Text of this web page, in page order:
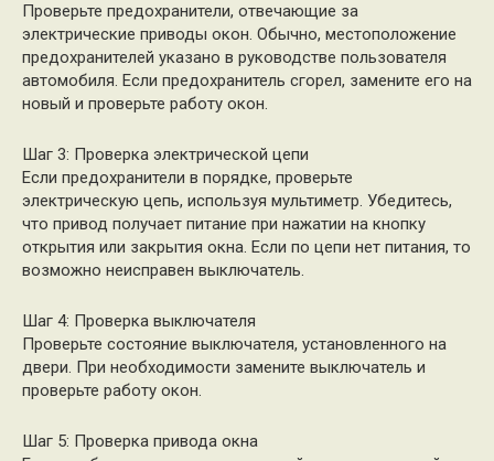
Проверьте предохранители, отвечающие за
электрические приводы окон. Обычно, местоположение
предохранителей указано в руководстве пользователя
автомобиля. Если предохранитель сгорел, замените его на
новый и проверьте работу окон.
Шаг 3: Проверка электрической цепи
Если предохранители в порядке, проверьте
электрическую цепь, используя мультиметр. Убедитесь,
что привод получает питание при нажатии на кнопку
открытия или закрытия окна. Если по цепи нет питания, то
возможно неисправен выключатель.
Шаг 4: Проверка выключателя
Проверьте состояние выключателя, установленного на
двери. При необходимости замените выключатель и
проверьте работу окон.
Шаг 5: Проверка привода окна